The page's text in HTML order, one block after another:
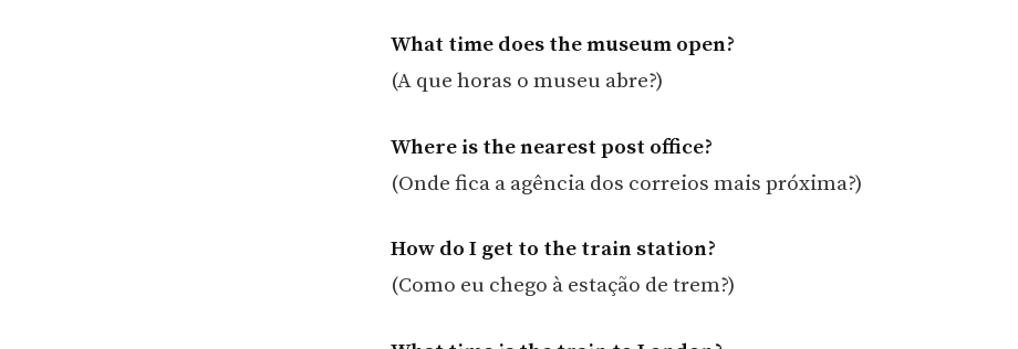
What time does the museum open?
(A que horas o museu abre?)
Where is the nearest post office?
(Onde fica a agência dos correios mais próxima?)
How do I get to the train station?
(Como eu chego à estação de trem?)